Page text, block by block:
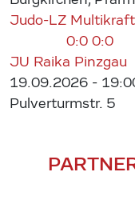
Judo-LZ Multikraft
0:0 0:0
JU Raika Pinzgau
19.09.2026 -
Pulverturmstr. 5